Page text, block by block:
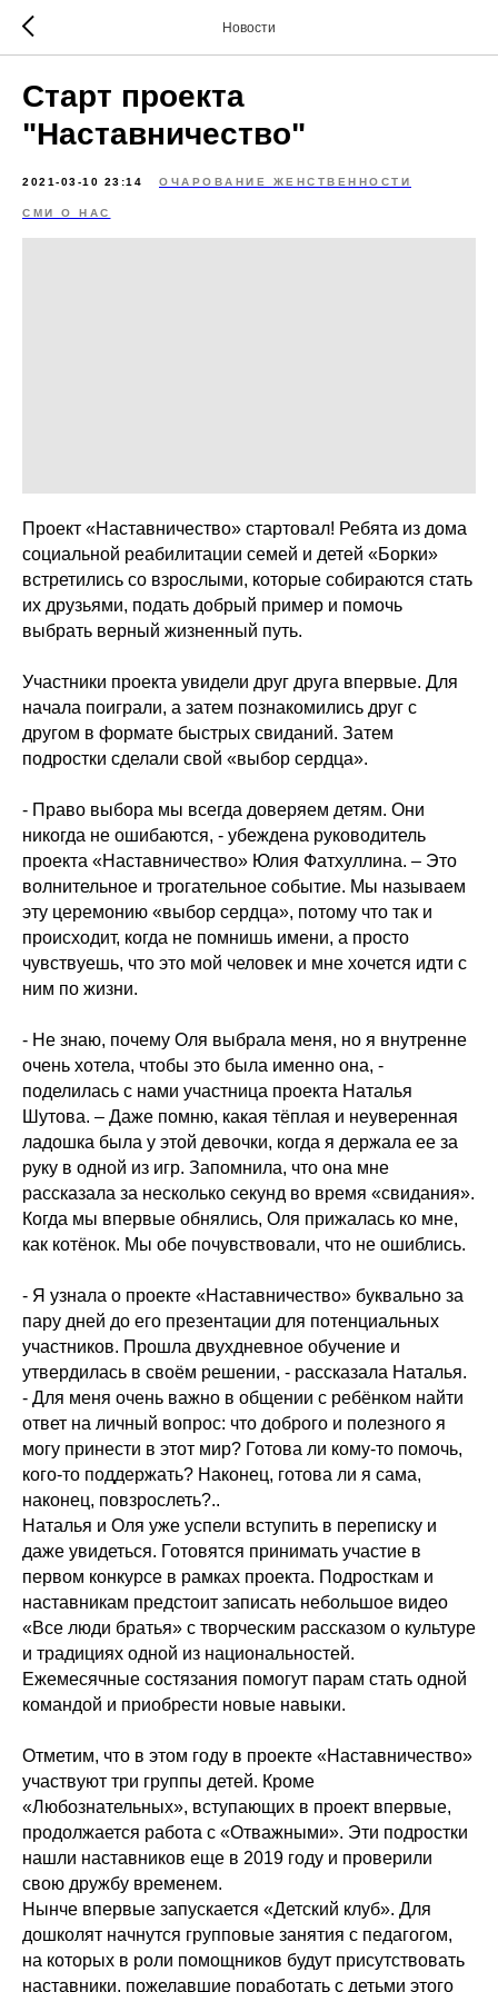
Новости
Старт проекта
"Наставничество"
2021-03-10 23:14 ОЧАРОВАНИЕ ЖЕНСТВЕННОСТИ
СМИ О НАС
Проект «Наставничество» стартовал! Ребята из дома
социальной реабилитации семей и детей «Борки»
встретились со взрослыми, которые собираются стать
их друзьями, подать добрый пример и помочь
выбрать верный жизненный путь.
Участники проекта увидели друг друга впервые. Для
начала поиграли, а затем познакомились друг с
другом в формате быстрых свиданий. Затем
подростки сделали свой «выбор сердца».
- Право выбора мы всегда доверяем детям. Они
никогда не ошибаются, - убеждена руководитель
проекта «Наставничество» Юлия Фатхуллина. – Это
волнительное и трогательное событие. Мы называем
эту церемонию «выбор сердца», потому что так и
происходит, когда не помнишь имени, а просто
чувствуешь, что это мой человек и мне хочется идти с
ним по жизни.
- Не знаю, почему Оля выбрала меня, но я внутренне
очень хотела, чтобы это была именно она, -
поделилась с нами участница проекта Наталья
Шутова. – Даже помню, какая тёплая и неуверенная
ладошка была у этой девочки, когда я держала ее за
руку в одной из игр. Запомнила, что она мне
рассказала за несколько секунд во время «свидания».
Когда мы впервые обнялись, Оля прижалась ко мне,
как котёнок. Мы обе почувствовали, что не ошиблись.
- Я узнала о проекте «Наставничество» буквально за
пару дней до его презентации для потенциальных
участников. Прошла двухдневное обучение и
утвердилась в своём решении, - рассказала Наталья.
- Для меня очень важно в общении с ребёнком найти
ответ на личный вопрос: что доброго и полезного я
могу принести в этот мир? Готова ли кому-то помочь,
кого-то поддержать? Наконец, готова ли я сама,
наконец, повзрослеть?..
Наталья и Оля уже успели вступить в переписку и
даже увидеться. Готовятся принимать участие в
первом конкурсе в рамках проекта. Подросткам и
наставникам предстоит записать небольшое видео
«Все люди братья» с творческим рассказом о культуре
и традициях одной из национальностей.
Ежемесячные состязания помогут парам стать одной
командой и приобрести новые навыки.
Отметим, что в этом году в проекте «Наставничество»
участвуют три группы детей. Кроме
«Любознательных», вступающих в проект впервые,
продолжается работа с «Отважными». Эти подростки
нашли наставников еще в 2019 году и проверили
свою дружбу временем.
Нынче впервые запускается «Детский клуб». Для
дошколят начнутся групповые занятия с педагогом,
на которых в роли помощников будут присутствовать
наставники, пожелавшие поработать с детьми этого